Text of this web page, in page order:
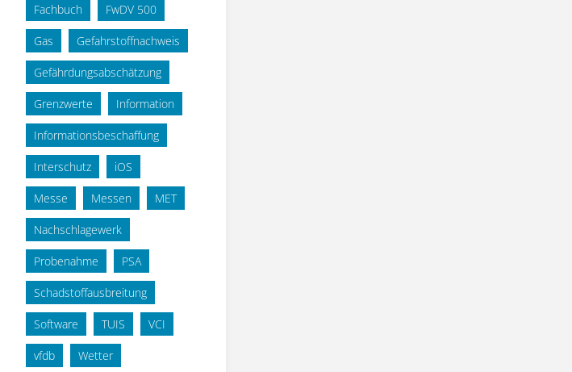
Fachbuch FwDV 500
Gas Gefahrstoffnachweis
Gefährdungsabschätzung
Grenzwerte Information
Informationsbeschaffung
Interschutz iOS
Messe Messen MET
Nachschlagewerk
Probenahme PSA
Schadstoffausbreitung
Software TUIS VCI
vfdb Wetter